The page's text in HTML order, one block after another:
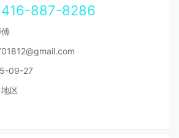
887-8286
09-27
区